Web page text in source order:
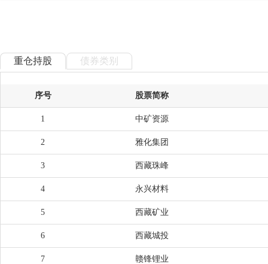
重仓持股 债券类别
序号 股票简称
1 中矿资源
2 雅化集团
3 西藏珠峰
4 永兴材料
5 西藏矿业
6 西藏城投
7 赣锋锂业